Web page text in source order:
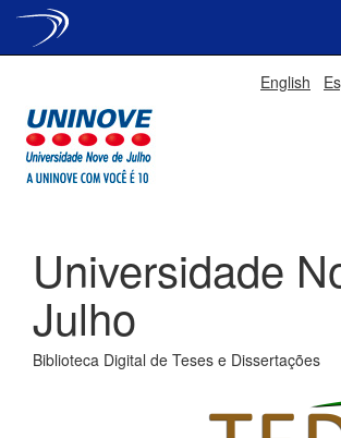
English
Universidade
Julho
Biblioteca Digital de Teses e Dissertações